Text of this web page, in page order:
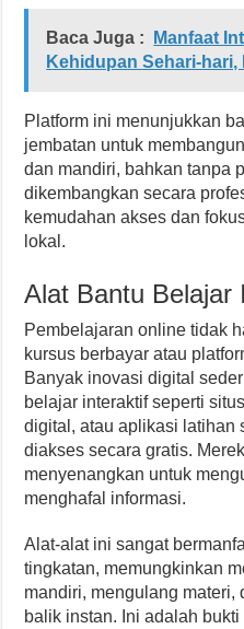
Baca Juga :
Manfaat
Kehidupan Sehari-
Platform ini menunjukkan
jembatan untuk
dan mandiri, bahkan tanpa
dikembangkan secara
kemudahan akses dan
lokal.
Alat Bantu Belajar
Pembelajaran online tidak
kursus berbayar atau
Banyak inovasi digital
belajar interaktif seperti
digital, atau aplikasi latihan
diakses secara gratis.
menyenangkan untuk
menghafal informasi.
Alat-alat ini sangat
tingkatan, memungkinkan
mandiri, mengulang materi,
balik instan. Ini adalah